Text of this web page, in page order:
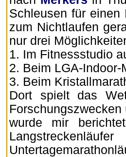
Schleusen für einen
zum Nichtlaufen
nur drei
1. Im Fitnessstudio
2. Beim LGA-Indoor-
3. Beim
Dort spielt das
wurde mir